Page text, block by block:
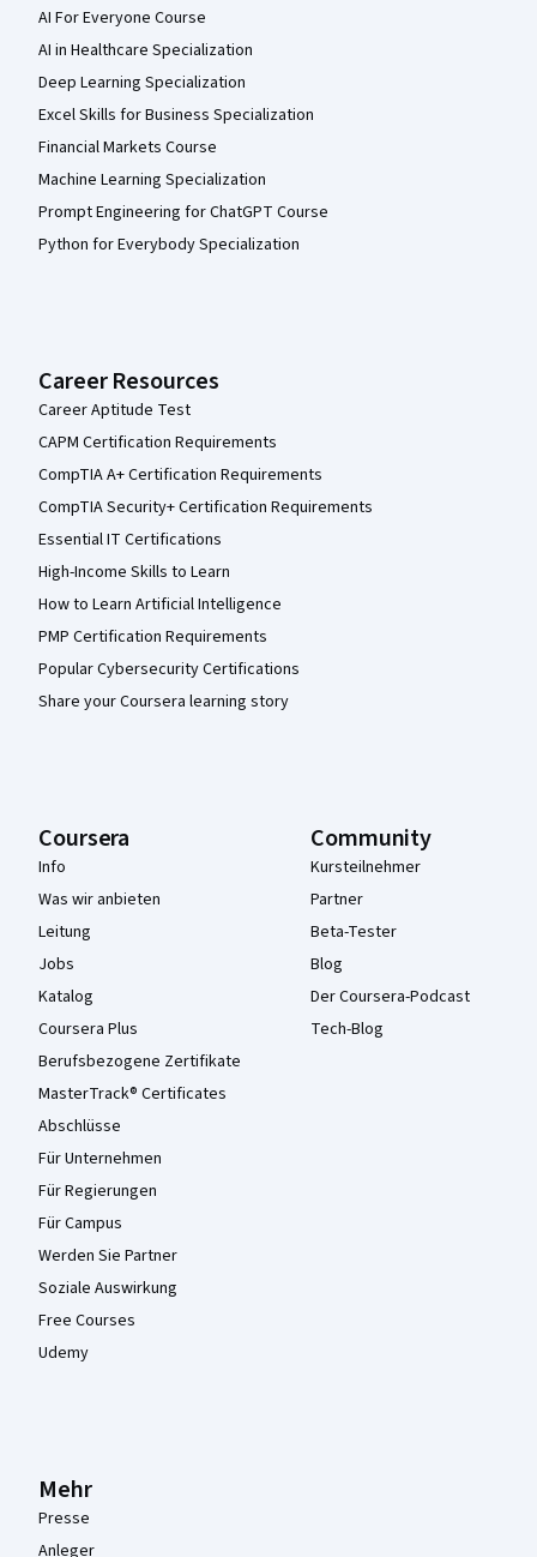
AI For Everyone Course
AI in Healthcare Specialization
Deep Learning Specialization
Excel Skills for Business Specialization
Financial Markets Course
Machine Learning Specialization
Prompt Engineering for ChatGPT Course
Python for Everybody Specialization
Career Resources
Career Aptitude Test
CAPM Certification Requirements
CompTIA A+ Certification Requirements
CompTIA Security+ Certification Requirements
Essential IT Certifications
High-Income Skills to Learn
How to Learn Artificial Intelligence
PMP Certification Requirements
Popular Cybersecurity Certifications
Share your Coursera learning story
Coursera
Info
Was wir anbieten
Leitung
Jobs
Katalog
Coursera Plus
Berufsbezogene Zertifikate
MasterTrack® Certificates
Abschlüsse
Für Unternehmen
Für Regierungen
Für Campus
Werden Sie Partner
Soziale Auswirkung
Free Courses
Udemy
Community
Kursteilnehmer
Partner
Beta-Tester
Blog
Der Coursera-Podcast
Tech-Blog
Mehr
Presse
Anleger